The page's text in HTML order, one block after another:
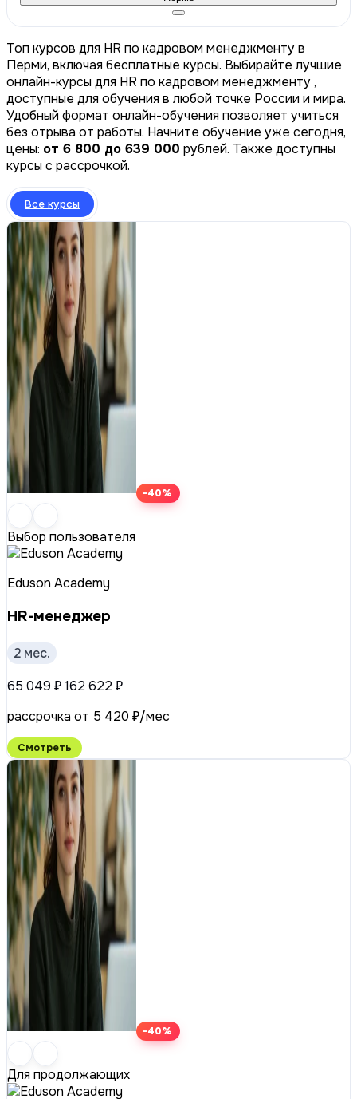
Топ курсов для HR по кадровом менеджменту в
Перми, включая бесплатные курсы. Выбирайте лучшие
онлайн-курсы для HR по кадровом менеджменту ,
доступные для обучения в любой точке России и мира.
Удобный формат онлайн-обучения позволяет учиться
без отрыва от работы. Начните обучение уже сегодня,
цены: от 6 800 до 639 000 рублей. Также доступны
курсы с рассрочкой.
Все курсы
-40%
Выбор пользователя
Eduson Academy
HR-менеджер
2 мес.
65 049 ₽162 622 ₽
рассрочка от 5 420 ₽/мес
Смотреть
-40%
Для продолжающих